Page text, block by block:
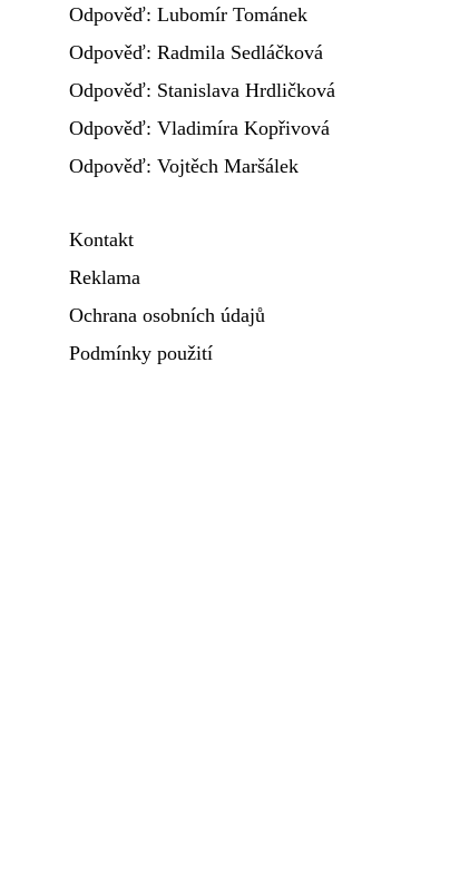
Odpověď: Lubomír Tománek
Odpověď: Radmila Sedláčková
Odpověď: Stanislava Hrdličková
Odpověď: Vladimíra Kopřivová
Odpověď: Vojtěch Maršálek
Kontakt
Reklama
Ochrana osobních údajů
Podmínky použití